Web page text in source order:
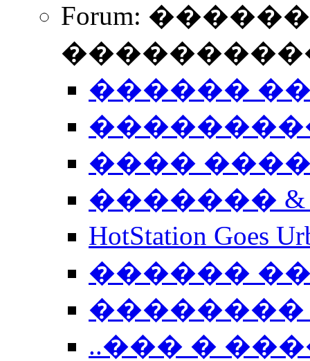
Forum:
������
����
�������
HotStation
������
��������
..��� �